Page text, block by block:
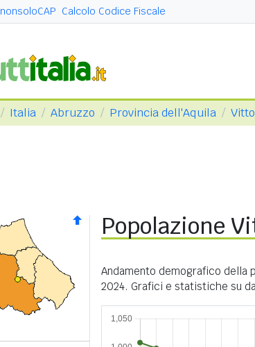
nonsoloCAP Calcolo Codice Fiscale
Italia Abruzzo Provincia dell'Aquila
Popolazione
Andamento demografico della
2024. Grafici e statistiche su